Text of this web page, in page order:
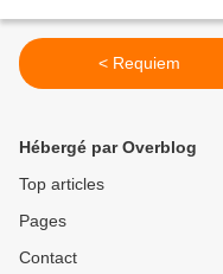
< Requiem
Hébergé par Overblog
Top articles
Pages
Contact